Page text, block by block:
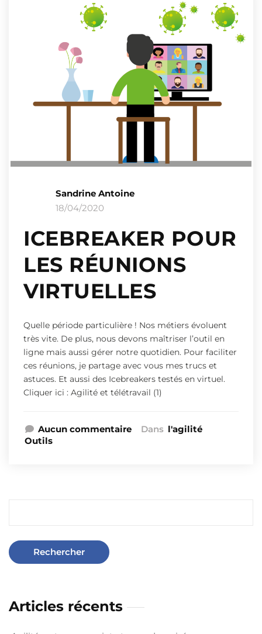
Sandrine Antoine
18/04/2020
ICEBREAKER POUR
LES RÉUNIONS
VIRTUELLES
Quelle période particulière ! Nos métiers évoluent
très vite. De plus, nous devons maîtriser l’outil en
ligne mais aussi gérer notre quotidien. Pour faciliter
ces réunions, je partage avec vous mes trucs et
astuces. Et aussi des Icebreakers testés en virtuel.
Cliquer ici : Agilité et télétravail (1)
Aucun commentaire Dans l'agilité
Outils
Articles récents